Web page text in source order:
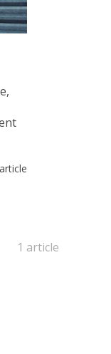
1 article